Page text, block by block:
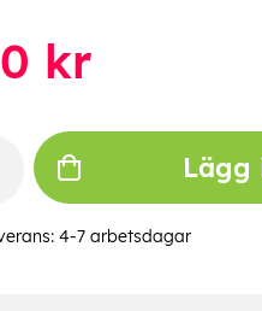
kr
Lägg
4-7 arbetsdagar